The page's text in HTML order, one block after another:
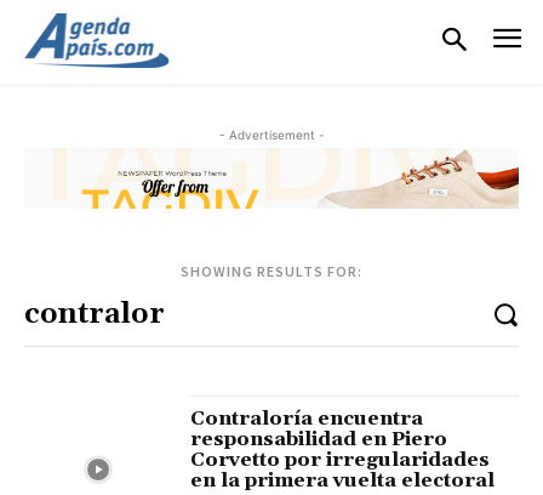
- Advertisement -
SHOWING RESULTS FOR:
Contraloría encuentra
responsabilidad en Piero
Corvetto por irregularidades
en la primera vuelta electoral